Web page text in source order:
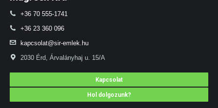
+36 70 555-1741
+36 23 360 096
kapcsolat@sir-emlek.hu
2030 Érd, Árvalányhaj u. 15/A
Kapcsolat
Hol dolgozunk?